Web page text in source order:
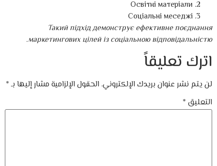
Освітні матеріали
Соціальні меседжі
Такий підхід демонструє ефективне поєднання
маркетингових цілей із соціальною відповідальністю.
اترك تعليقاً
لن يتم نشر عنوان بريدك الإلكتروني. الحقول الإلزامية مشار إليها بـ*
التعليق *